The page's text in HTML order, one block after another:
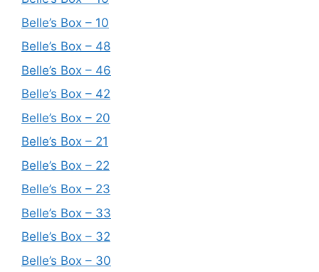
Belle’s Box – 10
Belle’s Box – 48
Belle’s Box – 46
Belle’s Box – 42
Belle’s Box – 20
Belle’s Box – 21
Belle’s Box – 22
Belle’s Box – 23
Belle’s Box – 33
Belle’s Box – 32
Belle’s Box – 30